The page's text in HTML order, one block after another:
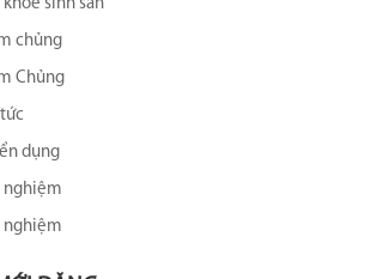
khỏe sinh sản
chủng
Chủng
dụng
nghiệm
nghiệm